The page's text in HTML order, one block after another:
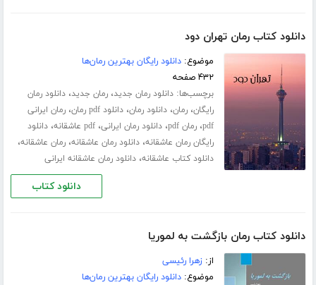
دانلود کتاب رمان تهران دود
موضوع:دانلود رایگان بهترین رمان‌ها
۴۳۲ صفحه
برچسب‌ها:دانلود رمان جدید،رمان جدید،دانلود رمان
رایگان،رمان،دانلود رمان،دانلود pdf رمان ،رمان ایرانی
pdf،رمان pdf ،دانلود رمان ایرانی،pdf عاشقانه ،دانلود
رایگان رمان عاشقانه،دانلود رمان عاشقانه،رمان عاشقانه،
دانلود کتاب عاشقانه،دانلود رمان عاشقانه ایرانی
دانلود کتاب
دانلود کتاب رمان بازگشت به لموریا
از:زهرا رئیسی
موضوع:دانلود رایگان بهترین رمان‌ها